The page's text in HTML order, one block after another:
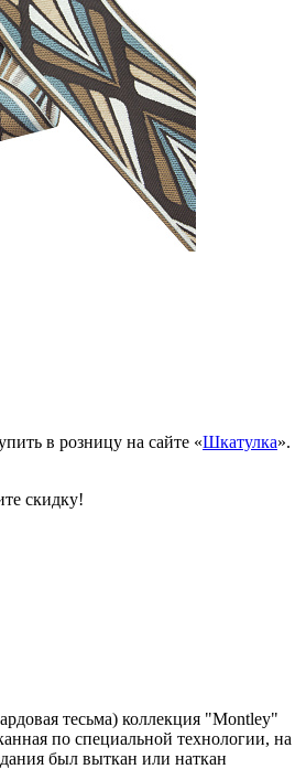
в розницу на сайте «Шкатулка».
скидку!
тесьма) коллекция "Montley"
по специальной технологии, на
был выткан или наткан